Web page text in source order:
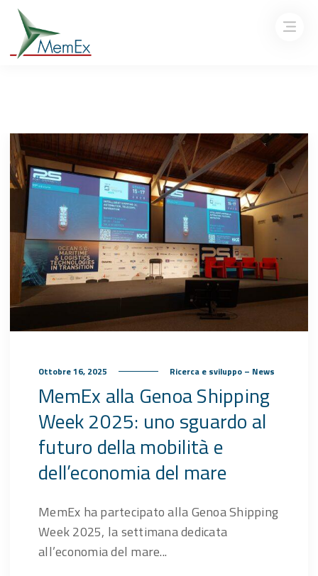
Ottobre 16, 2025 Ricerca e sviluppo – News
MemEx alla Genoa Shipping
Week 2025: uno sguardo al
futuro della mobilità e
dell’economia del mare
MemEx ha partecipato alla Genoa Shipping
Week 2025, la settimana dedicata
all’economia del mare...